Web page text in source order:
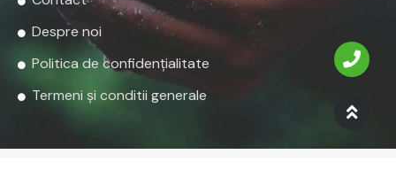
Seminte
Carciumarese
Citeşte mai mult
Seminte Condurul